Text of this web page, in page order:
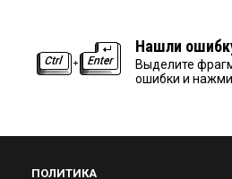
Нашли
Выделите
ошибки и
ПОЛИТИКА